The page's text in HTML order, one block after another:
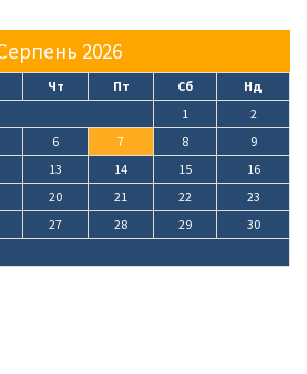
2026
Чт Пт Сб
Нд
1
2
6 7 8
9
13 14 15
16
20 21 22
23
27 28 29
30